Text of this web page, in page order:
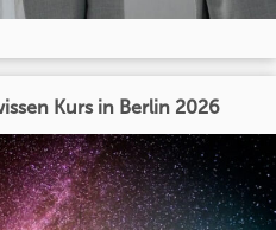
Kurs in Berlin 2026